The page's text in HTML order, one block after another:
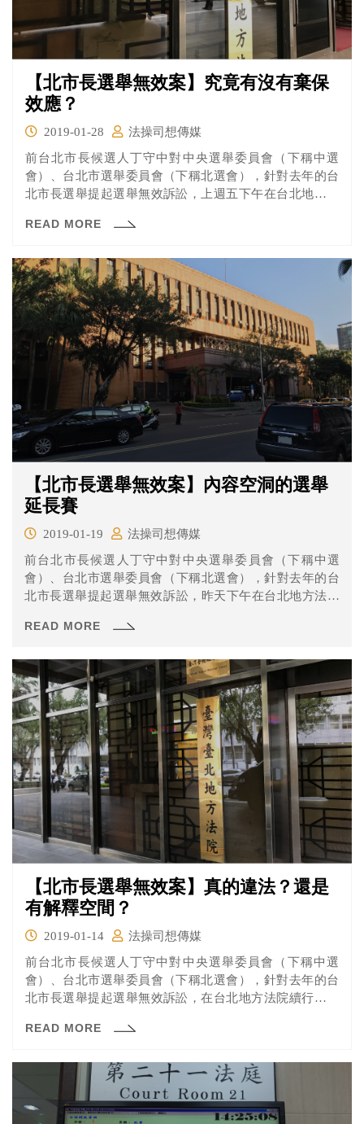
【北市長選舉無效案】究竟有沒有棄保
效應？
2019-01-28
法操司想傳媒
前台北市長候選人丁守中對中央選舉委員會（下稱中選
會）、台北市選舉委員會（下稱北選會），針對去年的台
北市長選舉提起選舉無效訴訟，上週五下午在台北地方法
有沒有釐清相關爭議了呢？又有沒有什麼新發現呢？一起
READ MORE
【北市長選舉無效案】內容空洞的選舉
延長賽
2019-01-19
法操司想傳媒
前台北市長候選人丁守中對中央選舉委員會（下稱中選
會）、台北市選舉委員會（下稱北選會），針對去年的台
北市長選舉提起選舉無效訴訟，昨天下午在台北地方法院
主張，原告到底舉了哪些證據來證明本次選舉無效，又到
READ MORE
【北市長選舉無效案】真的違法？還是
有解釋空間？
2019-01-14
法操司想傳媒
前台北市長候選人丁守中對中央選舉委員會（下稱中選
會）、台北市選舉委員會（下稱北選會），針對去年的台
北市長選舉提起選舉無效訴訟，在台北地方法院續行準備
後期限，兩造還有哪些主張呢？一起來看看吧！
READ MORE